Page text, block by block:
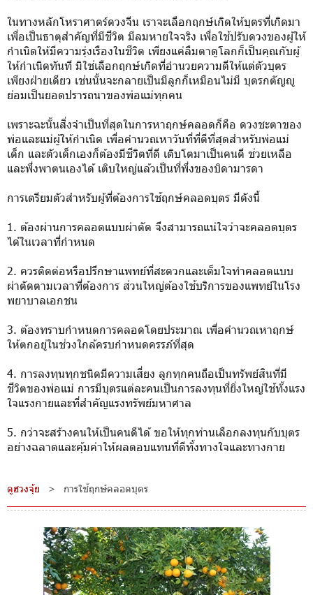
ในทางหลักโหราศาตร์ดวงจีน เราจะเลือกฤกษ์เกิดให้บุตรที่เกิดมา
เพื่อเป็นธาตุสำคัญที่มีชีวิต มีลมหายใจจริง เพื่อใช้ปรับดวงของผู้ให้
กำเนิดให้มีความรุ่งเรืองในชีวิต เพียงแค่ลืมตาดูโลกก็เป็นคุณกับผู้
ให้กำเนิดทันที มิใช่เลือกฤกษ์เกิดที่อำนวยความดีให้แต่ตัวบุตร
เพียงฝ่ายเดียว เช่นนั้นจะกลายเป็นมีลูกก็เหมือนไม่มี บุตรกตัญญู
ย่อมเป็นยอดปรารถนาของพ่อแม่ทุกคน
เพราะฉะนั้นสิ่งจำเป็นที่สุดในการหาฤกษ์คลอดก็คือ ดวงชะตาของ
พ่อและแม่ผู้ให้กำเนิด เพื่อคำนวณหาวันที่ที่ดีที่สุดสำหรับพ่อแม่
เด็ก และตัวเด็กเองก็ต้องมีชีวิตที่ดี เติบโตมาเป็นคนดี ช่วยเหลือ
และพึ่งพาตนเองได้ เติบใหญ่แล้วเป็นที่พึ่งของบิดามารดา
การเตรียมตัวสำหรับผู้ที่ต้องการใช้ฤกษ์คลอดบุตร มีดังนี้
1. ต้องผ่านการคลอดแบบผ่าตัด จึงสามารถแน่ใจว่าจะคลอดบุตร
ได้ในเวลาที่กำหนด
2. ควรติดต่อหรือปรึกษาแพทย์ที่สะดวกและเต็มใจทำคลอดแบบ
ผ่าตัดตามเวลาที่ต้องการ ส่วนใหญ่ต้องใช้บริการของแพทย์ในโรง
พยาบาลเอกชน
3. ต้องทราบกำหนดการคลอดโดยประมาณ เพื่อคำนวณหาฤกษ์
ให้ตกอยู่ในช่วงใกล้ครบกำหนดครรภ์ที่สุด
4. การลงทุนทุกชนิดมีความเสี่ยง ลูกทุกคนถือเป็นทรัพย์สินที่มี
ชีวิตของพ่อแม่ การมีบุตรแต่ละคนเป็นการลงทุนที่ยิ่งใหญ่ใช้ทั้งแรง
ใจแรงกายและที่สำคัญแรงทรัพย์มหาศาล
5. กว่าจะสร้างคนให้เป็นคนดีได้ ขอให้ทุกท่านเลือกลงทุนกับบุตร
อย่างฉลาดและคุ้มค่าให้ผลตอบแทนที่ดีทั้งทางใจและทางกาย
ดูฮวงจุ้ย > การใช้ฤกษ์คลอดบุตร